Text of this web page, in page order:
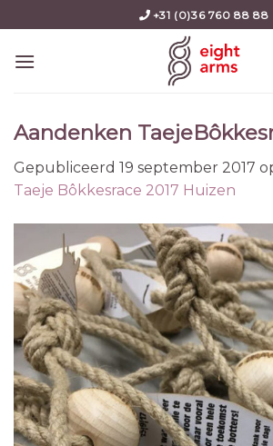
to
content
+31 (0)36 760 88 88
Aandenken
Gepubliceerd 19 september 2017
Taeje Bôkkesrace 2017 Huizen